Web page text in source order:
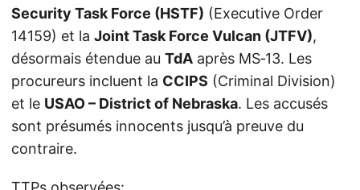
Security Task Force (HSTF) (Executive Order
14159) et la Joint Task Force Vulcan (JTFV),
désormais étendue au TdA après MS‑13. Les
procureurs incluent la CCIPS (Criminal Division)
et le USAO – District of Nebraska. Les accusés
sont présumés innocents jusqu’à preuve du
contraire.